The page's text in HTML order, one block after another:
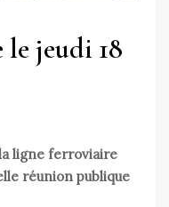
jeudi 18
ligne ferroviaire
réunion publique